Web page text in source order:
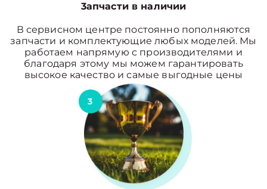
3апчасти в наличии
В сервисном центре постоянно пополняются
запчасти и комплектующие любых моделей. Мы
работаем напрямую с производителями и
благодаря этому мы можем гарантировать
высокое качество и самые выгодные цены
3